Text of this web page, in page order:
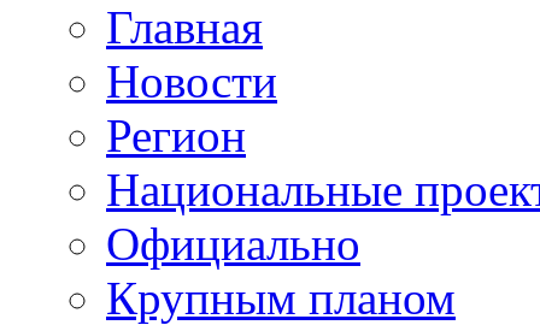
Главная
Новости
Регион
Национальные
Официально
Крупным планом